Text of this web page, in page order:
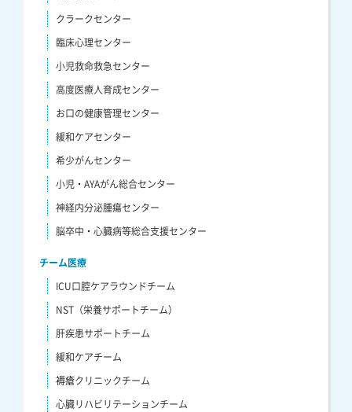
クラークセンター
臨床心理センター
小児救命救急センター
高度医療人育成センター
お口の健康管理センター
緩和ケアセンター
希少がんセンター
小児・AYAがん総合センター
神経内分泌腫瘍センター
脳卒中・心臓病等総合支援センター
チーム医療
ICU口腔ケアラウンドチーム
NST（栄養サポートチーム）
肝疾患サポートチーム
緩和ケアチーム
褥瘡クリニックチーム
心臓リハビリテーションチーム